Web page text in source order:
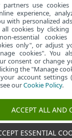
mõeldud
Portal
partners use
experience,
with personalized
cookies by clicking
essential
only", or adjust
cookies". You
consent or change
the "Manage
account settings
ourCookie Policy.
ACCEPT ALL AND
ESSENTIAL